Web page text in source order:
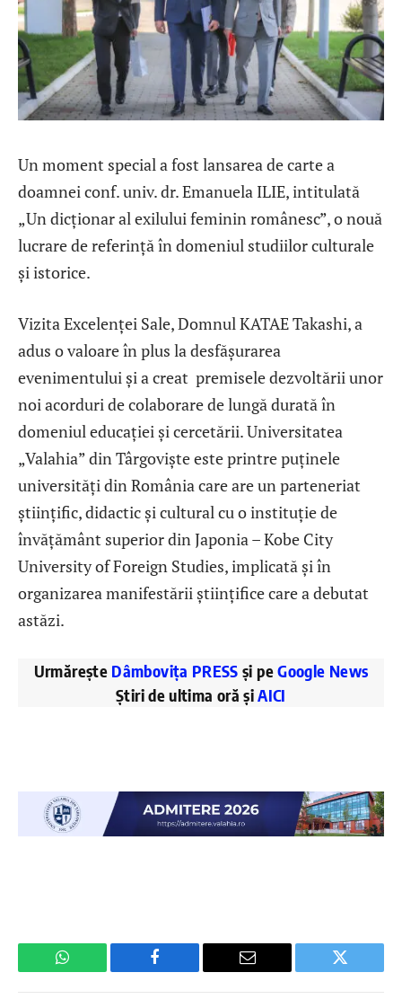
Un moment special a fost lansarea de carte a
doamnei conf. univ. dr. Emanuela ILIE, intitulată
„Un dicționar al exilului feminin românesc”, o nouă
lucrare de referință în domeniul studiilor culturale
și istorice.
Vizita Excelenței Sale, Domnul KATAE Takashi, a
adus o valoare în plus la desfășurarea
evenimentului și a creat premisele dezvoltării unor
noi acorduri de colaborare de lungă durată în
domeniul educației și cercetării. Universitatea
„Valahia” din Târgoviște este printre puținele
universități din România care are un parteneriat
științific, didactic și cultural cu o instituție de
învățământ superior din Japonia – Kobe City
University of Foreign Studies, implicată și în
organizarea manifestării științifice care a debutat
astăzi.
Urmărește Dâmbovița PRESS și peGoogle News
Știri de ultima oră șiAICI
WhatsApp Facebook Email Twitter